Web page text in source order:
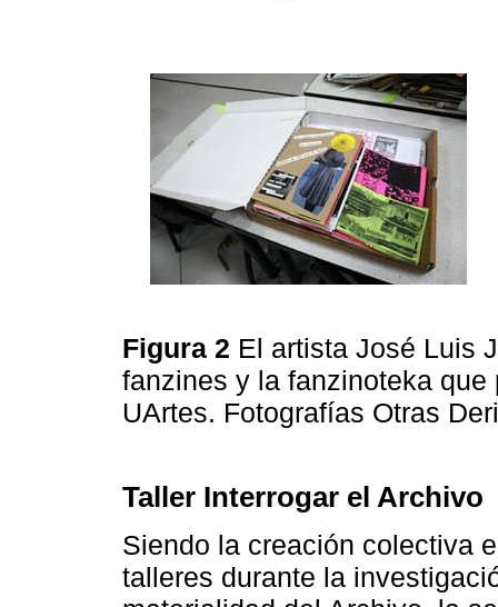
Figura 2 El artista José Luis
fanzines y la fanzinoteka
UArtes. Fotografías Otras
Taller Interrogar el Archivo
Siendo la creación colectiva
talleres durante la